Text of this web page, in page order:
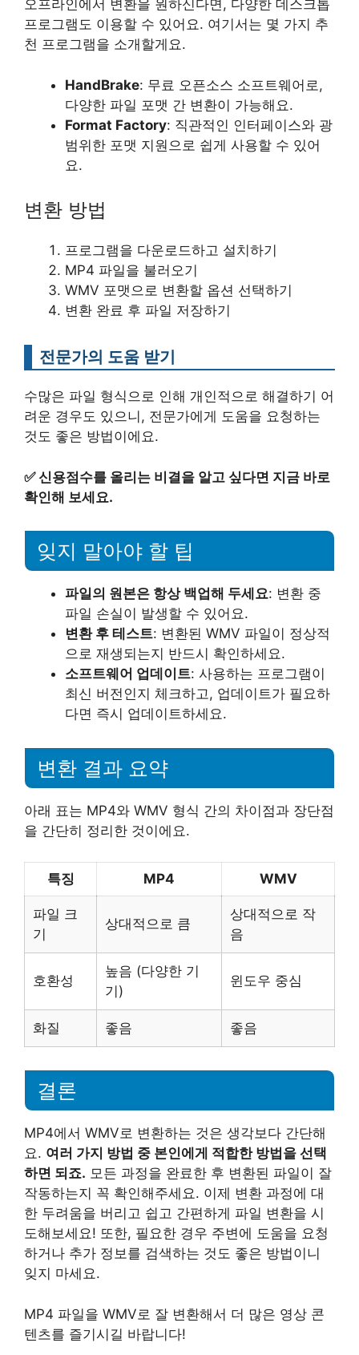
오프라인에서 변환을 원하신다면, 다양한 데스크톱
프로그램도 이용할 수 있어요. 여기서는 몇 가지 추
천 프로그램을 소개할게요.
HandBrake: 무료 오픈소스 소프트웨어로,
다양한 파일 포맷 간 변환이 가능해요.
Format Factory: 직관적인 인터페이스와 광
범위한 포맷 지원으로 쉽게 사용할 수 있어
요.
변환 방법
프로그램을 다운로드하고 설치하기
MP4 파일을 불러오기
WMV 포맷으로 변환할 옵션 선택하기
변환 완료 후 파일 저장하기
전문가의 도움 받기
수많은 파일 형식으로 인해 개인적으로 해결하기 어
려운 경우도 있으니, 전문가에게 도움을 요청하는
것도 좋은 방법이에요.
✅신용점수를 올리는 비결을 알고 싶다면 지금 바로
확인해 보세요.
잊지 말아야 할 팁
파일의 원본은 항상 백업해 두세요: 변환 중
파일 손실이 발생할 수 있어요.
변환 후 테스트: 변환된 WMV 파일이 정상적
으로 재생되는지 반드시 확인하세요.
소프트웨어 업데이트: 사용하는 프로그램이
최신 버전인지 체크하고, 업데이트가 필요하
다면 즉시 업데이트하세요.
변환 결과 요약
아래 표는 MP4와 WMV 형식 간의 차이점과 장단점
을 간단히 정리한 것이에요.
특징 MP4 WMV
파일 크
기
상대적으로 큼
상대적으로 작
음
호환성
높음 (다양한 기
기)
윈도우 중심
화질 좋음 좋음
결론
MP4에서 WMV로 변환하는 것은 생각보다 간단해
요. 여러 가지 방법 중 본인에게 적합한 방법을 선택
하면 되죠. 모든 과정을 완료한 후 변환된 파일이 잘
작동하는지 꼭 확인해주세요. 이제 변환 과정에 대
한 두려움을 버리고 쉽고 간편하게 파일 변환을 시
도해보세요! 또한, 필요한 경우 주변에 도움을 요청
하거나 추가 정보를 검색하는 것도 좋은 방법이니
잊지 마세요.
MP4 파일을 WMV로 잘 변환해서 더 많은 영상 콘
텐츠를 즐기시길 바랍니다!